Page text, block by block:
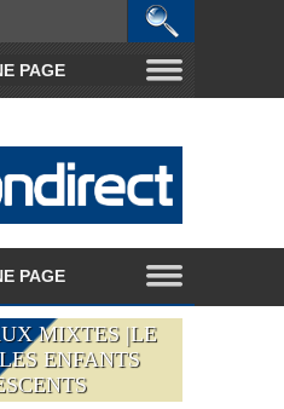
MIXTES |LE
ENFANTS